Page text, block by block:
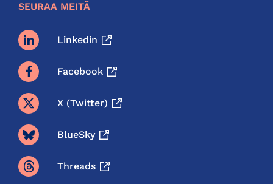
SEURAA MEITÄ
Linkedin
Facebook
X (twitter)
BlueSky
Threads